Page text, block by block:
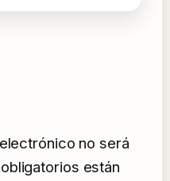
no será
están